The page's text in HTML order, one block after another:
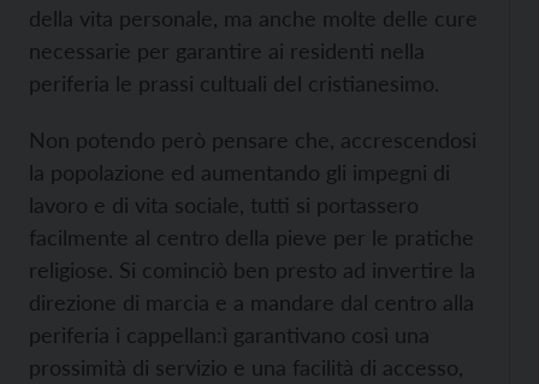
della vita personale, ma anche molte delle cure
necessarie per garantire ai residenti nella
periferia le prassi cultuali del cristianesimo.
Non potendo però pensare che, accrescendosi
la popolazione ed aumentando gli impegni di
lavoro e di vita sociale, tutti si portassero
facilmente al centro della pieve per le pratiche
religiose. Si cominciò ben presto ad invertire la
direzione di marcia e a mandare dal centro alla
periferia i cappellan:ì garantivano così una
prossimità di servizio e una facilità di accesso,